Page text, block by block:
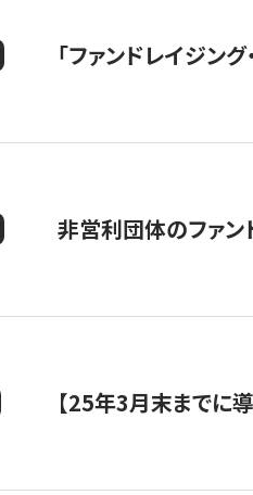
「ファンドレイジン
非営利団体のファン
【25年3月末までに